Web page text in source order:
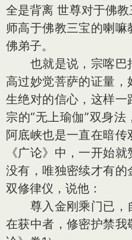
全是背离 世尊对于佛
师高于佛教三宝的喇
佛弟子。
也就是说，宗喀巴
高过妙觉菩萨的证量
生绝对的信心，这样
宗的“无上瑜伽”双身
阿底峡也是一直在暗
《广论》中，一开始
没有，唯独密续才有
双修律仪，说他：
尊入金刚乘门已，
在获中者，修密护禁